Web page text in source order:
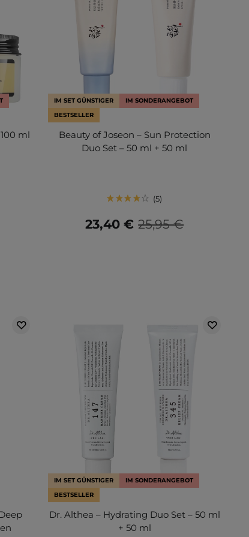
ml
IM SET GÜNSTIGER
IM SONDERANGEBOT
BESTSELLER
Beauty of Joseon – Sun Protection
Duo Set – 50 ml + 50 ml
5
25,95 €
23,40 €
IM SET GÜNSTIGER
IM SONDERANGEBOT
BESTSELLER
Dr. Althea – Hydrating Duo Set – 50 ml
+ 50 ml